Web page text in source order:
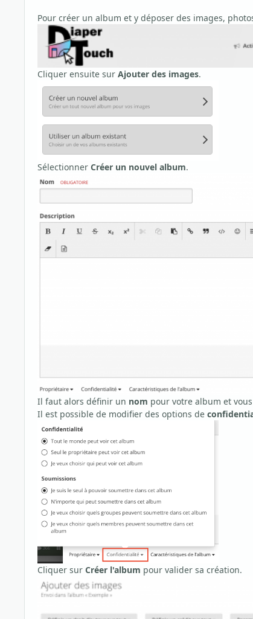
Pour créer un album et y déposer des images,
Cliquer ensuite sur Ajouter des images.
Sélectionner Créer un nouvel album.
Il faut alors définir un nom pour votre album et
Il est possible de modifier des options de
Cliquer sur Créer l'album pour valider sa création.